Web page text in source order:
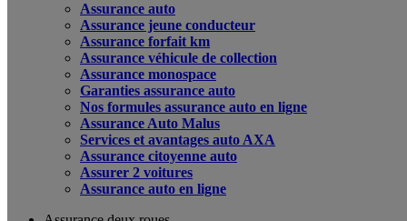
Assurance auto
Assurance jeune conducteur
Assurance forfait km
Assurance véhicule de collection
Assurance monospace
Garanties assurance auto
Nos formules assurance auto en ligne
Assurance Auto Malus
Services et avantages auto AXA
Assurance citoyenne auto
Assurer 2 voitures
Assurance auto en ligne